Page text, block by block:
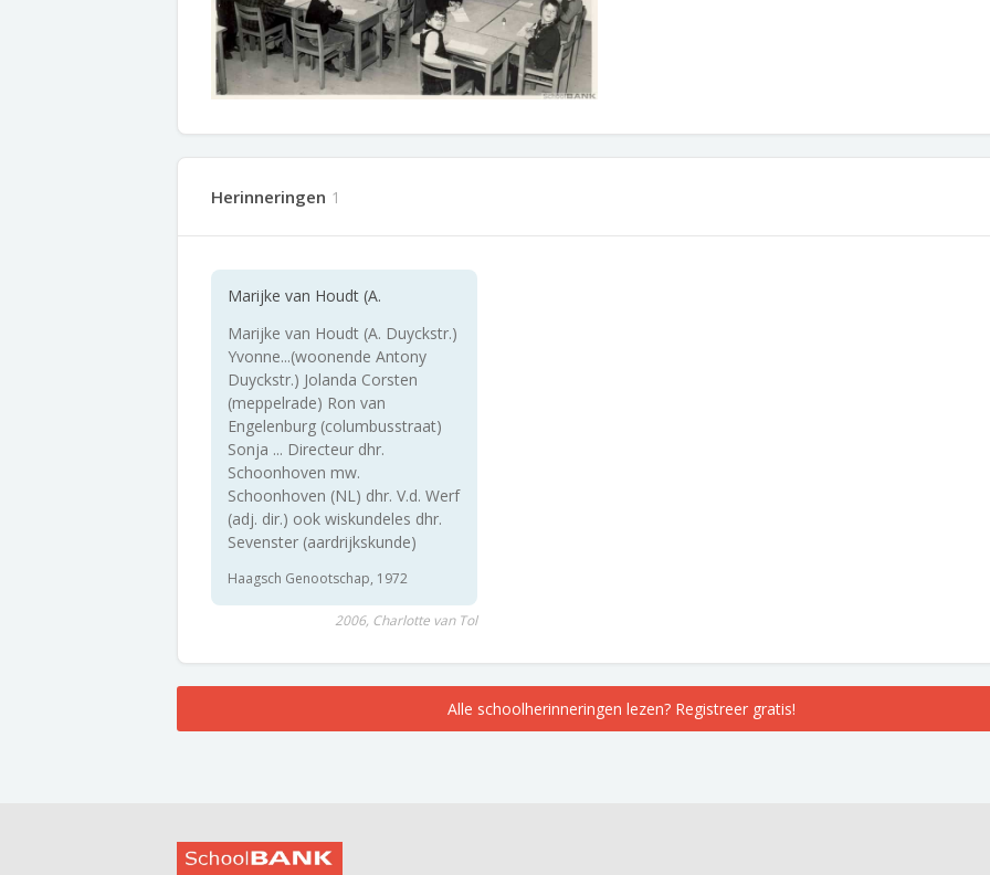
Herinneringen 1
Marijke van Houdt (A.
Marijke van Houdt (A. Duyckstr.)
Yvonne...(woonende Antony
Duyckstr.) Jolanda Corsten
(meppelrade) Ron van
Engelenburg (columbusstraat)
Sonja ... Directeur dhr.
Schoonhoven mw.
Schoonhoven (NL) dhr. V.d. Werf
(adj. dir.) ook wiskundeles dhr.
Sevenster (aardrijkskunde)
Haagsch Genootschap, 1972
2006, Charlotte van Tol
Alle schoolherinneringen lezen? Registreer gratis!